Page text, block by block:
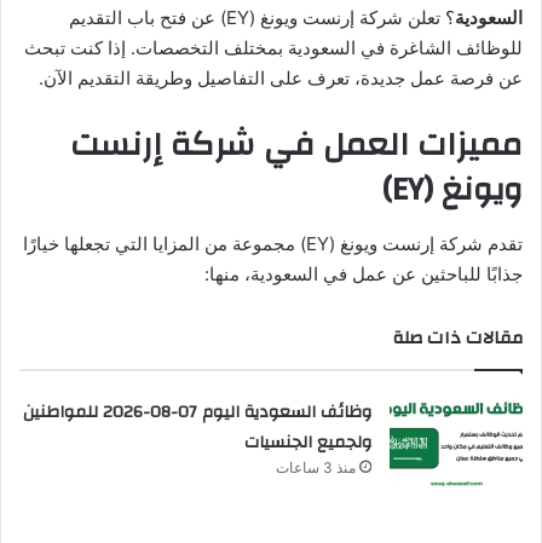
ي
ا
السعودية
؟ تعلن شركة إرنست ويونغ (EY) عن فتح باب التقديم
للوظائف الشاغرة في السعودية بمختلف التخصصات. إذا كنت تبحث
عن فرصة عمل جديدة، تعرف على التفاصيل وطريقة التقديم الآن.
مميزات العمل في شركة إرنست
ويونغ (EY)
تقدم شركة إرنست ويونغ (EY) مجموعة من المزايا التي تجعلها خيارًا
جذابًا للباحثين عن عمل في السعودية، منها:
مقالات ذات صلة
وظائف السعودية اليوم 07-08-2026 للمواطنين
ولجميع الجنسيات
منذ 3 ساعات